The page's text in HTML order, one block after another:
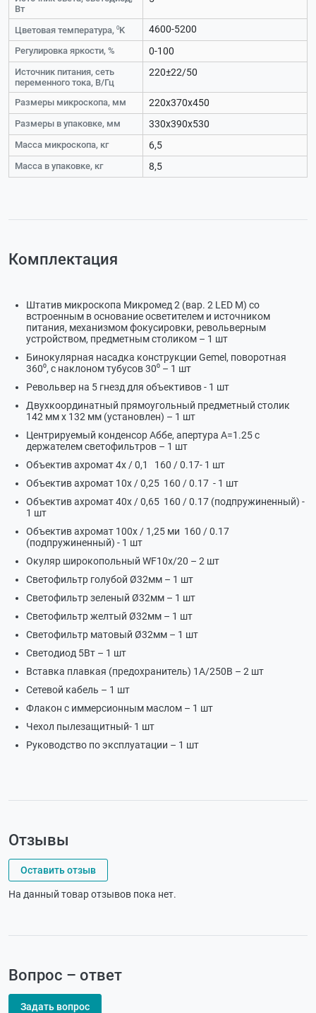
Вт
Цветовая температура, ⁰K 4600-5200
Регулировка яркости, % 0-100
Источник питания, сеть
переменного тока, В/Гц
220±22/50
Размеры микроскопа, мм 220х370х450
Размеры в упаковке, мм 330х390х530
Масса микроскопа, кг 6,5
Масса в упаковке, кг 8,5
Комплектация
Штатив микроскопа Микромед 2 (вар. 2 LED М) со
встроенным в основание осветителем и источником
питания, механизмом фокусировки, револьверным
устройством, предметным столиком – 1 шт
Бинокулярная насадка конструкции Gemel, поворотная
360⁰, с наклоном тубусов 30⁰ – 1 шт
Револьвер на 5 гнезд для объективов - 1 шт
Двухкоординатный прямоугольный предметный столик
142 мм х 132 мм (установлен) – 1 шт
Центрируемый конденсор Аббе, апертура А=1.25 с
держателем светофильтров – 1 шт
Объектив ахромат 4х / 0,1 160 / 0.17- 1 шт
Объектив ахромат 10х / 0,25 160 / 0.17 - 1 шт
Объектив ахромат 40х / 0,65 160 / 0.17 (подпружиненный) -
1 шт
Объектив ахромат 100х / 1,25 ми 160 / 0.17
(подпружиненный) - 1 шт
Окуляр широкопольный WF10х/20 – 2 шт
Светофильтр голубой Ø32мм – 1 шт
Светофильтр зеленый Ø32мм – 1 шт
Светофильтр желтый Ø32мм – 1 шт
Светофильтр матовый Ø32мм – 1 шт
Светодиод 5Вт – 1 шт
Вставка плавкая (предохранитель) 1А/250В – 2 шт
Сетевой кабель – 1 шт
Флакон с иммерсионным маслом – 1 шт
Чехол пылезащитный- 1 шт
Руководство по эксплуатации – 1 шт
Отзывы
Оставить отзыв
На данный товар отзывов пока нет.
Вопрос – ответ
Задать вопрос